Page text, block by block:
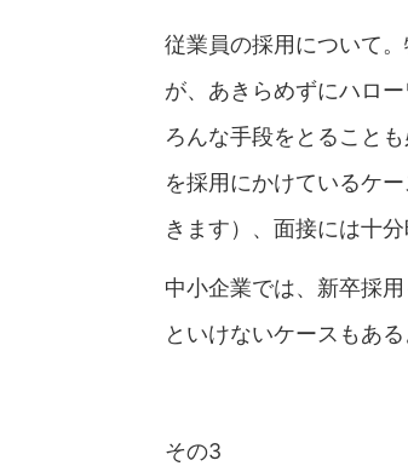
従業員の採用について
が、あきらめずにハロ
ろんな手段をとること
を採用にかけているケ
きます）、面接には十
中小企業では、新卒採
といけないケースもある
その3